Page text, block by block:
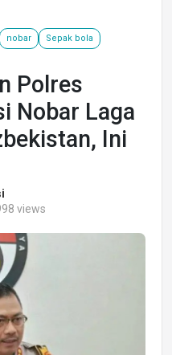
nobar Sepak bola
Polres
Nobar Laga
Ini
views